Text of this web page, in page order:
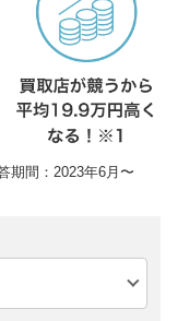
期間：2023年6月〜